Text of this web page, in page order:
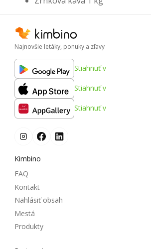
Najnovšie letáky, ponuky a zľavy
Stiahnuť v
Stiahnuť v
Stiahnuť v
Kimbino
FAQ
Kontakt
Nahlásiť obsah
Mestá
Produkty